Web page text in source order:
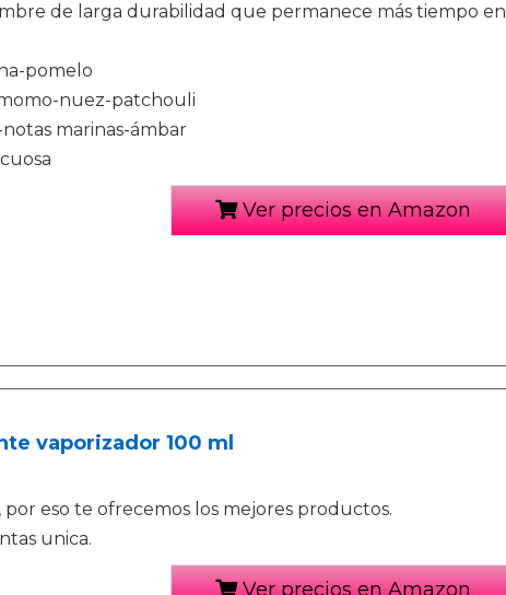
de larga durabilidad que permanece más tiempo en
pomelo
nuez-patchouli
marinas-ámbar
Ver precios en Amazon
vaporizador 100 ml
eso te ofrecemos los mejores productos.
unica.
Ver precios en Amazon